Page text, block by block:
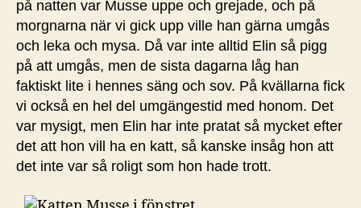
på natten var Musse uppe och grejade, och på
morgnarna när vi gick upp ville han gärna umgås
och leka och mysa. Då var inte alltid Elin så pigg
på att umgås, men de sista dagarna låg han
faktiskt lite i hennes säng och sov. På kvällarna fick
vi också en hel del umgängestid med honom. Det
var mysigt, men Elin har inte pratat så mycket efter
det att hon vill ha en katt, så kanske insåg hon att
det inte var så roligt som hon hade trott.